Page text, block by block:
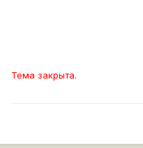
Тема закрыта.